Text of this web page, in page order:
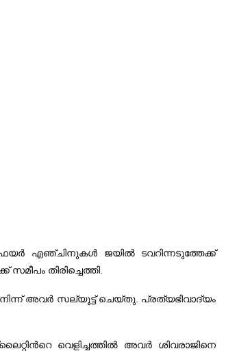
എഞ്ചിനുകള്‍ ജയില്‍ ടവറിന്നടുത്തേക്ക്‌
തിരിച്ചെത്തി.
നിന്ന്‌ അവര്‍ സല്യൂട്ട്‌ ചെയ്‌തു. പ്രത്യഭിവാദ്യം
വെളിച്ചത്തില്‍ അവര്‍ ശിവരാജിനെ